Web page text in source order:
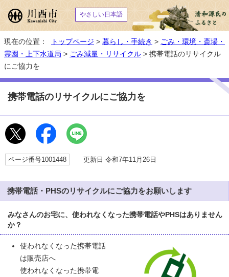
やさしい日本語
現在の位置： トップページ > 暮らし・手続き > ごみ・環境・斎場・
霊園・上下水道局 > ごみ減量・リサイクル > 携帯電話のリサイクル
にご協力を
携帯電話のリサイクルにご協力を
ページ番号1001448 更新日 令和7年11月26日
携帯電話・PHSのリサイクルにご協力をお願いします
みなさんのお宅に、使われなくなった携帯電話やPHSはありません
か？
使われなくなった携帯電話
は販売店へ
使われなくなった携帯電